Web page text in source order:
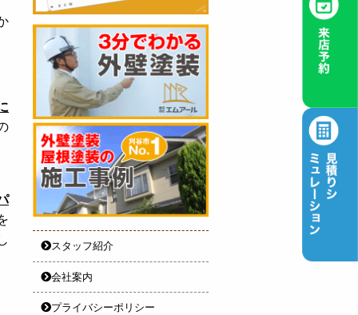
スタッフ紹介
会社案内
プライバシーポリシー